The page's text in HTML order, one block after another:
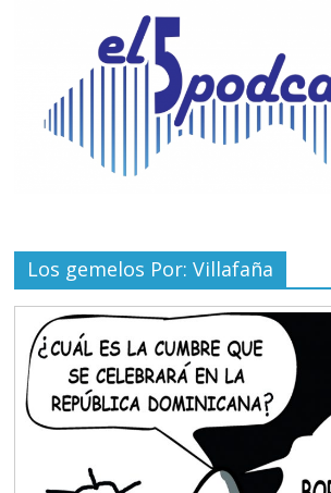
Los gemelos Por: Villafaña